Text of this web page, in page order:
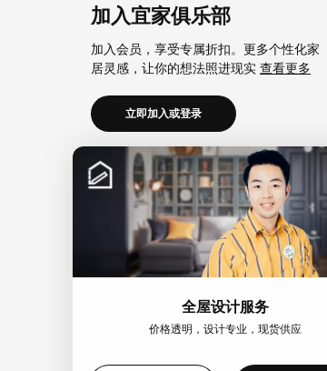
加入宜家俱乐部
加入会员，享受专属折扣。更多个性化家
居灵感，让你的想法照进现实 查看更多
立即加入或登录
加入宜家企业会员
加入企业会员，享受会员6大权益以及专属
折扣。助力中小微企业共同成长。查看更
立即加入或登录全屋设计服务
价格透明，设计专业，现货供应